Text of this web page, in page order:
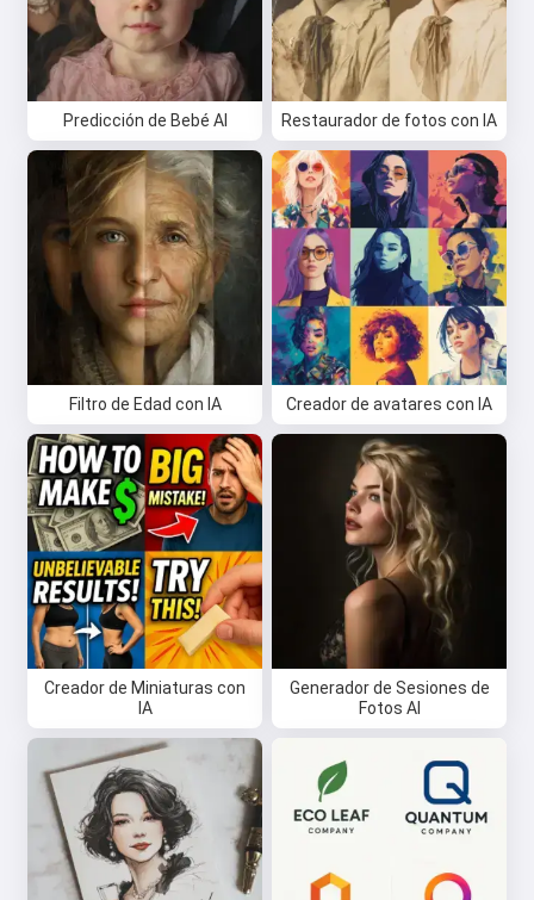
Predicción de Bebé AI Restaurador de fotos con IA
Filtro de Edad con IA Creador de avatares con IA
Creador de Miniaturas con
IA
Generador de Sesiones de
Fotos AI